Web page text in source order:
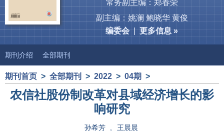
常务副主编：郑春荣
副主编：姚澜 鲍晓华 黄俊
编委会|更多信息 »
期刊介绍 全部期刊
期刊首页 > 全部期刊 > 2022 > 04期 >
农信社股份制改革对县域经济增长的影
响研究
孙希芳 王晨晨